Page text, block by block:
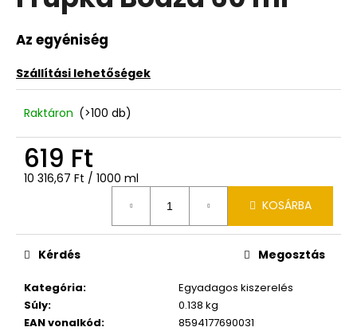
ből
0,0
Az egyéniség
Szállítási lehetőségek
Raktáron (>100 db)
619 Ft
Egységár:
10 316,67 Ft / 1000 ml
KOSÁRBA
Kategória:
Egyadagos kiszerelés
Súly:
0.138 kg
EAN vonalkód: 8594177690031
Kérdés Megosztás